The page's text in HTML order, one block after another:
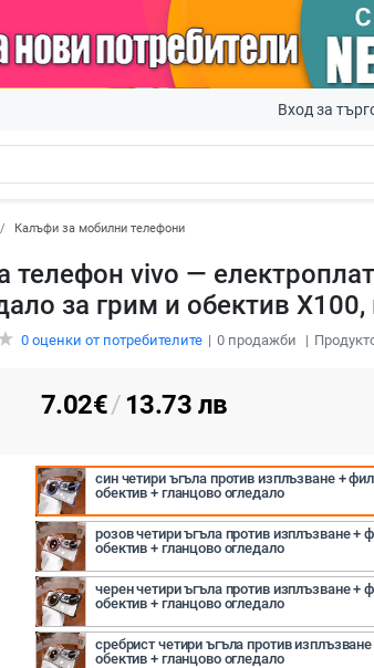
Вход за
Калъфи за мобилни телефони
телефон vivo —
за грим и обектив
0оценки от потребителите 0продажби
7.02€/ 13.73 лв
син четири ъгъла против изплъзване +
обектив + гланцово огледало
розов четири ъгъла против изплъзване +
обектив + гланцово огледало
черен четири ъгъла против изплъзване +
обектив + гланцово огледало
сребрист четири ъгъла против
обектив + гланцово огледало